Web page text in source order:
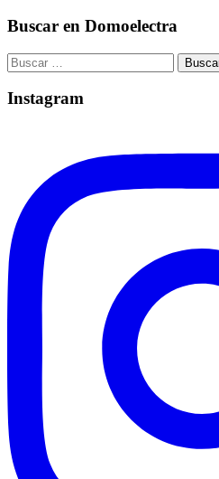
Buscar en Domoelectra
Buscar:
Instagram